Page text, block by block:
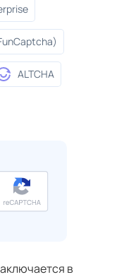
ALTCHA
в